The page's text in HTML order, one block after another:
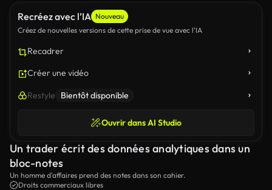
Recréez avec l’IA Nouveau
Créez de nouvelles versions de cette prise de vue avec l’IA
Recadrer
Créer une vidéo
Restyle Bientôt disponible
Ouvrir dans AI Studio
Un trader écrit des données analytiques dans un
bloc-notes
Un homme d'affaires prend des notes dans son cahier.
Droits commerciaux libres